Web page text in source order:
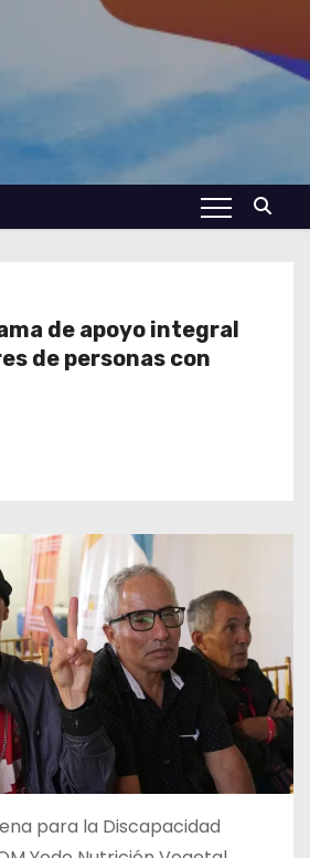
de apoyo integral
de personas con
para la Discapacidad